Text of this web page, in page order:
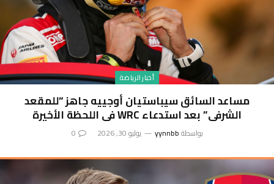
أخبار الرياضة
مساعد السائق سيباستيان أوجييه جاهز “للمقعد
الشرفي” بعد استدعاء WRC في اللحظة الأخيرة
بواسطةyynnbb يوليو 30, 2026 0